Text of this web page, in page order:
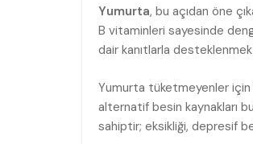
Yumurta, bu açıdan öne
B vitaminleri sayesinde
dair kanıtlarla
Yumurta tüketmeyenler için
alternatif besin kaynakları
sahiptir; eksikliği, depresif